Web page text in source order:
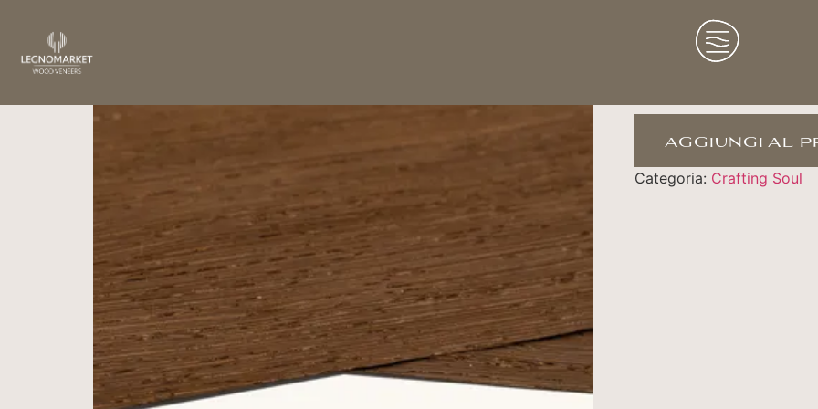
WENGE
aggiungi al
Categoria: Crafting Soul